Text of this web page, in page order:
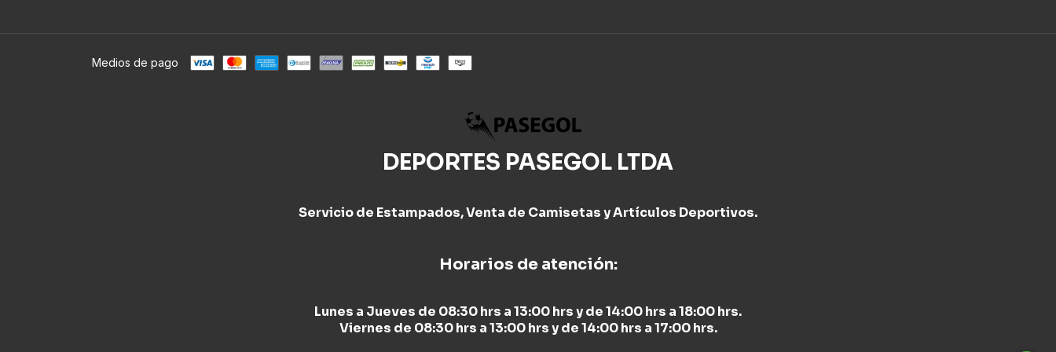
Medios de pago
DEPORTES PASEGOL LTDA
Servicio de Estampados, Venta de Camisetas y Artículos Deportivos.
Horarios de atención:
Lunes a Jueves de 08:30 hrs a 13:00 hrs y de 14:00 hrs a 18:00 hrs.
Viernes de 08:30 hrs a 13:00 hrs y de 14:00 hrs a 17:00 hrs.